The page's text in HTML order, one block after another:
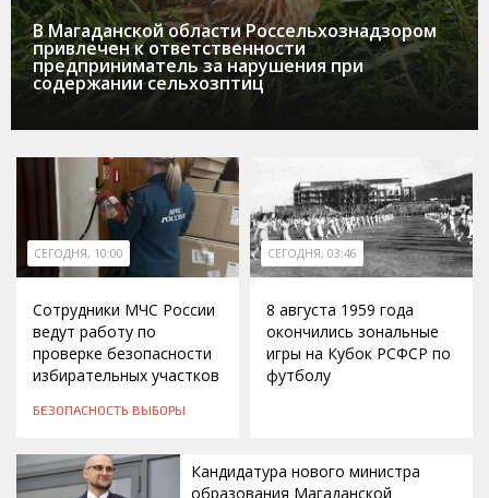
В Магаданской области Россельхознадзором
привлечен к ответственности
предприниматель за нарушения при
содержании сельхозптиц
СЕГОДНЯ, 10:00
Сотрудники МЧС России
ведут работу по
проверке безопасности
избирательных участков
БЕЗОПАСНОСТЬ ВЫБОРЫ
СЕГОДНЯ, 03:46
8 августа 1959 года
окончились зональные
игры на Кубок РСФСР по
футболу
Кандидатура нового министра
образования Магаданской